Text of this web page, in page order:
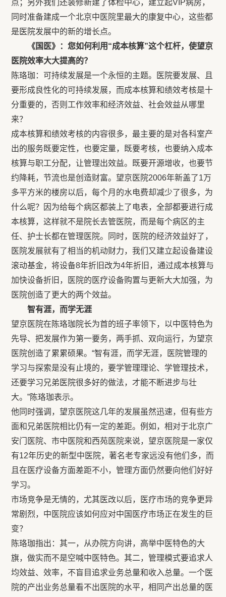
点；另外我们还装修新建了体检中心，建立起VIP病房，
同时准备建成一个北京中医院里最大的康复中心，这些都
是医院发展中的新的增长点。
《国医》：您如何利用“成本核算”这个杠杆，使望京
医院效率大大提高的？
陈珞珈：可持续发展是一个永恒的主题。医院要发展、且
要形成良性化的可持续发展，而成本核算和绩效考核是十
分重要的，否则工作效率和经济效益、社会效益从哪里
来？
成本核算和绩效考核的内容很多，最主要的是对各科室产
出的服务既要定性，也要定量，既要考核，也要纳入成本
核算与职工分配，让管理出效益。既要开源增收，也要节
约降耗，节流也是创造财富。望京医院2006年新盖了1万
多平方米的楼房以后，每个月的水电费却减少了很多，为
什么呢？因为给每个病区都装上了电表，全部都要进行成
本核算，这样就不是院长去管医院，而是每个病区的主
任、护士长都在管理医院。同时，医院的经济效益好了，
医院发展就有了相当的机动财力，我们又建立起设备建设
滚动基金，将设备8年折旧改为4年折旧，通过成本核算与
加快设备折旧，医院的医疗设备购置与更新大大加强，为
医院创造了更大的两个效益。
智有涯，而学无涯
望京医院在陈珞珈院长为首的班子率领下，以中医特色为
先导、把发展作为第一要务，两手抓、双向运行，为望京
医院创造了累累硕果。“智有涯，而学无涯，医院管理的
学习与探索是没有止境的，要学管理理论、学管理技术，
还要学习兄弟医院很多好的做法，才能不断进步与壮
大。”陈珞珈表示。
他同时强调，望京医院这几年的发展虽然迅速，但有些方
面和兄弟医院相比仍有一定的差距。例如，相对于北京广
安门医院、市中医院和西苑医院来说，望京医院是一家仅
有12年历史的新型中医院，著名老专家远没有他们多，而
且在医疗设备方面差距不小，管理方面仍然要向他们好好
学习。
市场竞争是无情的，尤其医改以后，医疗市场的竞争更异
常剧烈，中医院应该如何应对中国医疗市场正在发生的巨
变？
陈珞珈指出：其一，从办院方向讲，高举中医特色的大
旗，做实而不是空喊中医特色。其二，管理模式要追求人
均效益、效率，不盲目追求业务总量和收入总量。一个医
院的产出业务总量看不出医院的水平，相同产出总量的医